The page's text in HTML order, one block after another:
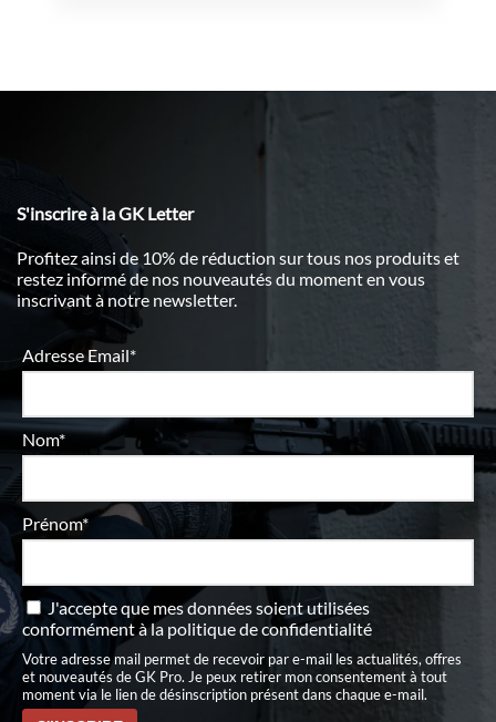
S'inscrire à la GK Letter
Profitez ainsi de 10% de réduction sur tous nos produits et
restez informé de nos nouveautés du moment en vous
inscrivant à notre newsletter.
Adresse Email*
Nom*
Prénom*
J'accepte que mes données soient utilisées
conformément àla politique de confidentialité
Votre adresse mail permet de recevoir par e-mail les actualités, offres
et nouveautés de GK Pro. Je peux retirer mon consentement à tout
moment via le lien de désinscription présent dans chaque e-mail.